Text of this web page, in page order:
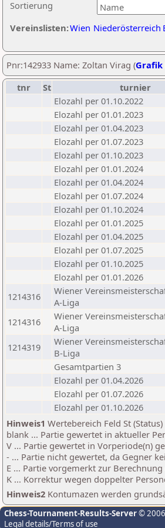
Sortierung
Vereinslisten:Wien Niederösterreich
Pnr:142933 Name: Zoltan Virag (Grafik
tnr
St turnier
Elozahl per 01.10.2022
Elozahl per 01.01.2023
Elozahl per 01.04.2023
Elozahl per 01.07.2023
Elozahl per 01.10.2023
Elozahl per 01.01.2024
Elozahl per 01.04.2024
Elozahl per 01.07.2024
Elozahl per 01.10.2024
Elozahl per 01.01.2025
Elozahl per 01.04.2025
Elozahl per 01.07.2025
Elozahl per 01.10.2025
Elozahl per 01.01.2026
1214316
Wiener
A-Liga
1214316
Wiener
A-Liga
1214319
Wiener
B-Liga
Gesamtpartien 3
Elozahl per 01.04.2026
Elozahl per 01.07.2026
Elozahl per 01.10.2026
Hinweis1 Wertebereich Feld St (Status)
blank ... Partie gewertet in aktueller
V ... Partie gewertet in Vorperiode(n)
- ... Partie nicht gewertet, da Gegner
E ... Partie vorgemerkt zur
K ... Korrektur wegen doppelter
Hinweis2 Kontumazen werden
Chess-Tournament-Results-Server©
Legal details/Terms of use